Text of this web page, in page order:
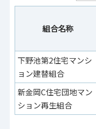
組合名称
下野池第2住宅マンシ
ョン建替組合
新金岡C住宅団地マン
ション再生組合